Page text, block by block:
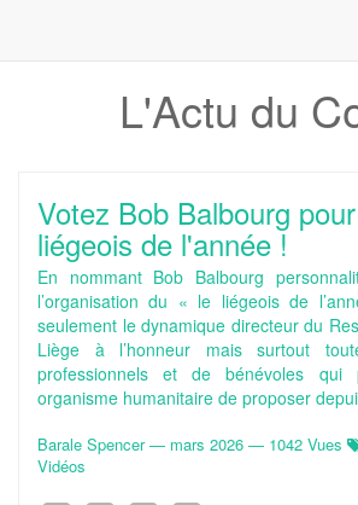
L'Actu du
Votez Bob Balbourg
liégeois de l'année !
En nommant Bob Balbourg
l’organisation du « le liégeois de
seulement le dynamique directeur du
Liège à l’honneur mais surtout
professionnels et de bénévoles
organisme humanitaire de proposer
Barale Spencer— mars 2026 — 1042 Vues
Vidéos